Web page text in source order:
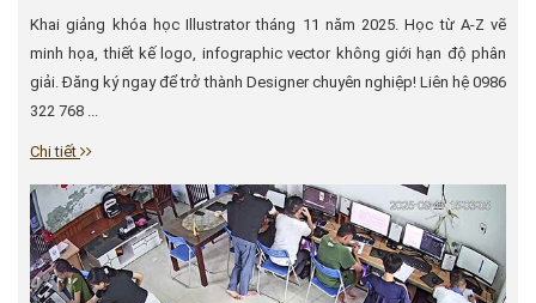
Khai giảng khóa học Illustrator tháng 11 năm 2025. Học từ A-Z vẽ
minh họa, thiết kế logo, infographic vector không giới hạn độ phân
giải. Đăng ký ngay để trở thành Designer chuyên nghiệp! Liên hệ 0986
322 768 ...
Chi tiết